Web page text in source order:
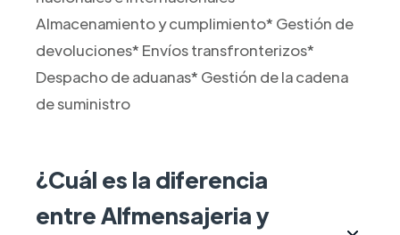
Almacenamiento y cumplimiento* Gestión de
devoluciones* Envíos transfronterizos*
Despacho de aduanas* Gestión de la cadena
de suministro
¿Cuál es la diferencia
entre Alfmensajeria y